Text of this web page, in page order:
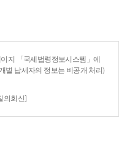
지 「국세법령정보시스템」에
별 납세자의 정보는 비공개 처리)
의회신]